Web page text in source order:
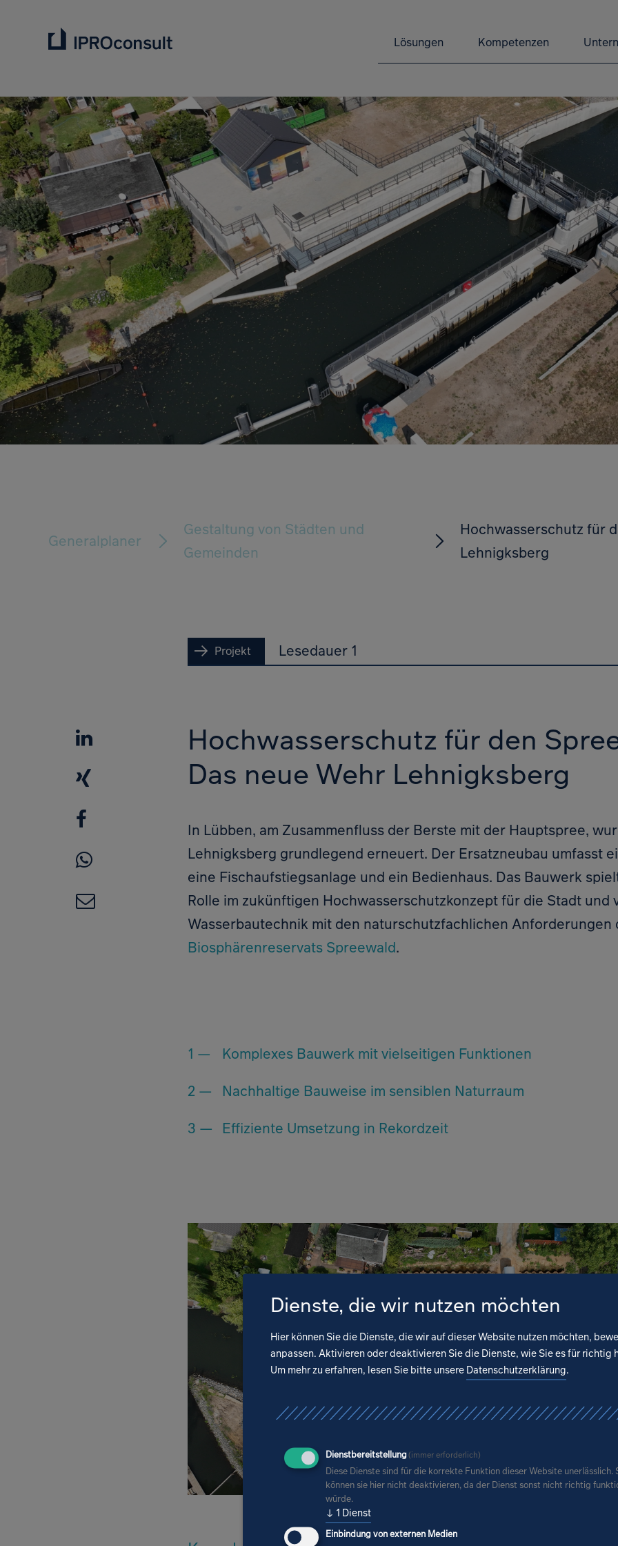
Lösungen Kompetenzen
Generalplaner
Gestaltung von Städten und
Gemeinden
Hochwasserschutz für
Lehnigksberg
Projekt Lesedauer 1
LinkedIn
XING
WhatsApp
E-Mail
Hochwasserschutz für den
Das neue Wehr Lehnigksberg
In Lübben, am Zusammenfluss der Berste mit der Hauptspree,
Lehnigksberg grundlegend erneuert. Der Ersatzneubau umfasst
eine Fischaufstiegsanlage und ein Bedienhaus. Das Bauwerk
Rolle im zukünftigen Hochwasserschutzkonzept für die Stadt und
Wasserbautechnik mit den naturschutzfachlichen Anforderungen
Biosphärenreservats Spreewald.
Komplexes Bauwerk mit vielseitigen Funktionen
Nachhaltige Bauweise im sensiblen Naturraum
Effiziente Umsetzung in Rekordzeit
Dienste, die wir nutzen möchten
Hier können Sie die Dienste, die wir auf dieser Website nutzen möchten,
anpassen. Aktivieren oder deaktivieren Sie die Dienste, wie Sie es für richtig
Um mehr zu erfahren, lesen Sie bitte unsere Datenschutzerklärung.
Dienstbereitstellung(immer erforderlich)
Diese Dienste sind für die korrekte Funktion dieser Website unerlässlich.
können sie hier nicht deaktivieren, da der Dienst sonst nicht richtig
würde.
↓ 1 Dienst
Einbindung von externen Medien